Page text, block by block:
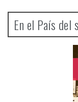
En el País del